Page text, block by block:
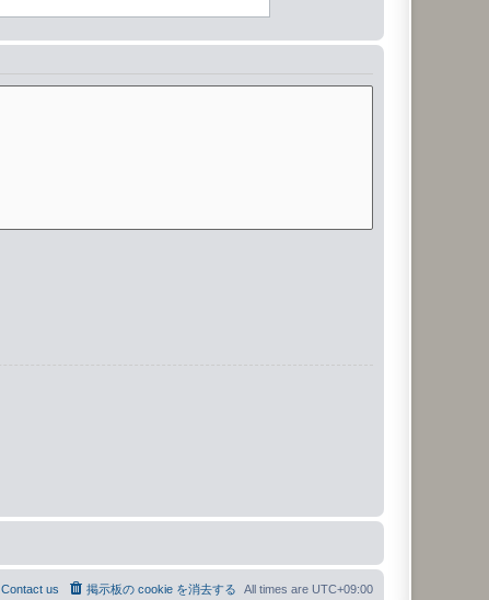
All times are UTC+09:00
掲示板の cookie を消去する
Contact us